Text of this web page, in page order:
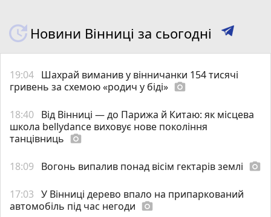
Новини Вінниці за сьогодні
19:04 Шахрай виманив у вінничанки 154 тисячі
гривень за схемою «родич у біді» photo_camera
18:40 Від Вінниці — до Парижа й Китаю: як місцева
школа bellydance виховує нове покоління
танцівниць photo_camera
18:09 Вогонь випалив понад вісім гектарів землі photo_camera
17:03 У Вінниці дерево впало на припаркований
автомобіль під час негоди photo_camera